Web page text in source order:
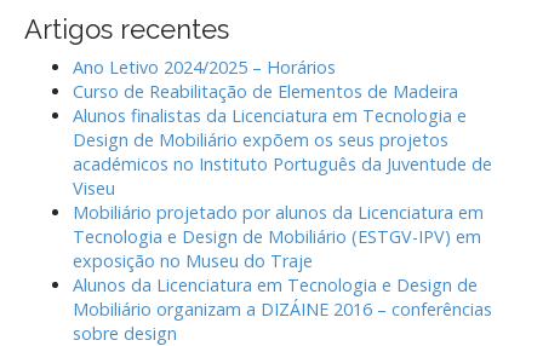
Artigos recentes
Ano Letivo 2024/2025 – Horários
Curso de Reabilitação de Elementos de Madeira
Alunos finalistas da Licenciatura em Tecnologia e
Design de Mobiliário expõem os seus projetos
académicos no Instituto Português da Juventude de
Viseu
Mobiliário projetado por alunos da Licenciatura em
Tecnologia e Design de Mobiliário (ESTGV-IPV) em
exposição no Museu do Traje
Alunos da Licenciatura em Tecnologia e Design de
Mobiliário organizam a DIZÁINE 2016 – conferências
sobre design